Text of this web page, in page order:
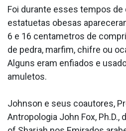
Foi durante esses tempos
estatuetas obesas
6 e 16 centa­metros de
de pedra, marfim, chifre ou
Alguns eram enfiados e
amuletos.
Johnson e seus coautores,
Antropologia John Fox, Ph.D.,